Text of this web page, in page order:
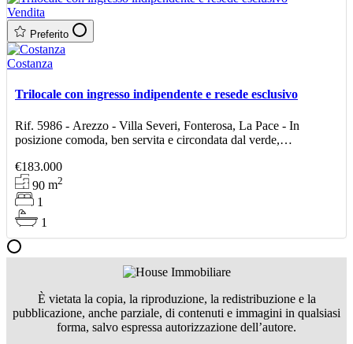
Vendita
Preferito
Costanza
Trilocale con ingresso indipendente e resede esclusivo
Rif. 5986 - Arezzo - Villa Severi, Fonterosa, La Pace - In
posizione comoda, ben servita e circondata dal verde,
€183.000
90m2
1
1
È vietata la copia, la riproduzione, la redistribuzione e la
pubblicazione, anche parziale, di contenuti e immagini in qualsiasi
forma, salvo espressa autorizzazione dell’autore.